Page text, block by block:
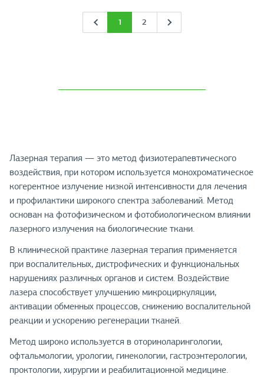
1 2
Лазерная терапия — это метод физиотерапевтического
воздействия, при котором используется монохроматическое
когерентное излучение низкой интенсивности для лечения
и профилактики широкого спектра заболеваний. Метод
основан на фотофизическом и фотобиологическом влиянии
лазерного излучения на биологические ткани.
В клинической практике лазерная терапия применяется
при воспалительных, дистрофических и функциональных
нарушениях различных органов и систем. Воздействие
лазера способствует улучшению микроциркуляции,
активации обменных процессов, снижению воспалительной
реакции и ускорению регенерации тканей.
Метод широко используется в оториноларингологии,
офтальмологии, урологии, гинекологии, гастроэнтерологии,
проктологии, хирургии и реабилитационной медицине.